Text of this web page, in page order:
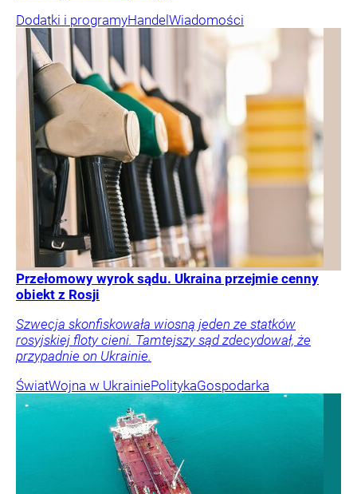
Dodatki i programyHandel Wiadomości
Przełomowy wyrok sądu. Ukraina przejmie cenny
obiekt z Rosji
Szwecja skonfiskowała wiosną jeden ze statków
rosyjskiej floty cieni. Tamtejszy sąd zdecydował, że
przypadnie on Ukrainie.
ŚwiatWojna w UkrainiePolitykaGospodarka